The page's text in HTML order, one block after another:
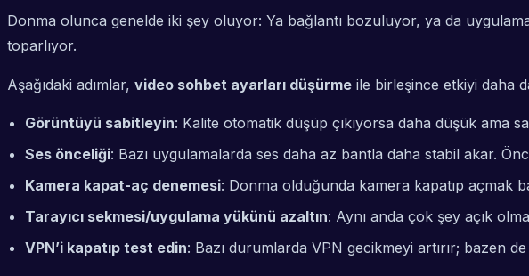
Donma olunca genelde iki şey oluyor: Ya bağlantı bozuluyor, ya da
toparlıyor.
Aşağıdaki adımlar, video sohbet ayarları düşürme ile birleşince etkiyi daha
Görüntüyü sabitleyin: Kalite otomatik düşüp çıkıyorsa daha düşük ama
Ses önceliği: Bazı uygulamalarda ses daha az bantla daha stabil akar.
Kamera kapat-aç denemesi: Donma olduğunda kamera kapatıp açmak
Tarayıcı sekmesi/uygulama yükünü azaltın: Aynı anda çok şey açık
VPN’i kapatıp test edin: Bazı durumlarda VPN gecikmeyi artırır; bazen